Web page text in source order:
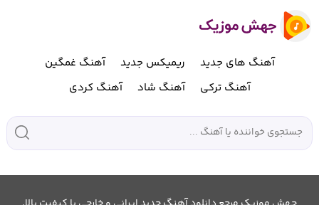
آهنگ های جدید ریمیکس جدید
آهنگ غمگین
آهنگ ترکی
آهنگ شاد آهنگ کردی